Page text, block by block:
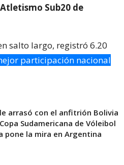
Sub20 de
salto largo, registró 6.20
participación nacional
arrasó con el anfitrión Bolivia
Sudamericana de Vóleibol
pone la mira en Argentina